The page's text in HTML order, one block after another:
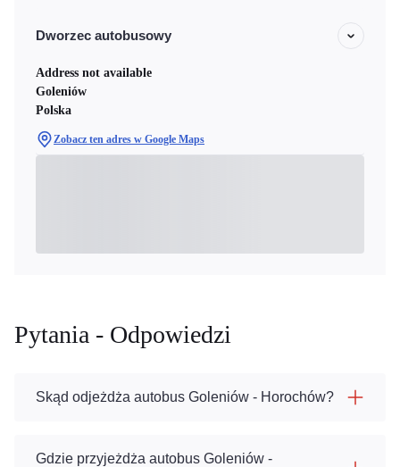
Dworzec autobusowy
Address not available
Goleniów
Polska
Zobacz ten adres w Google Maps
Pytania - Odpowiedzi
Skąd odjeżdża autobus Goleniów - Horochów?
Gdzie przyjeżdża autobus Goleniów -